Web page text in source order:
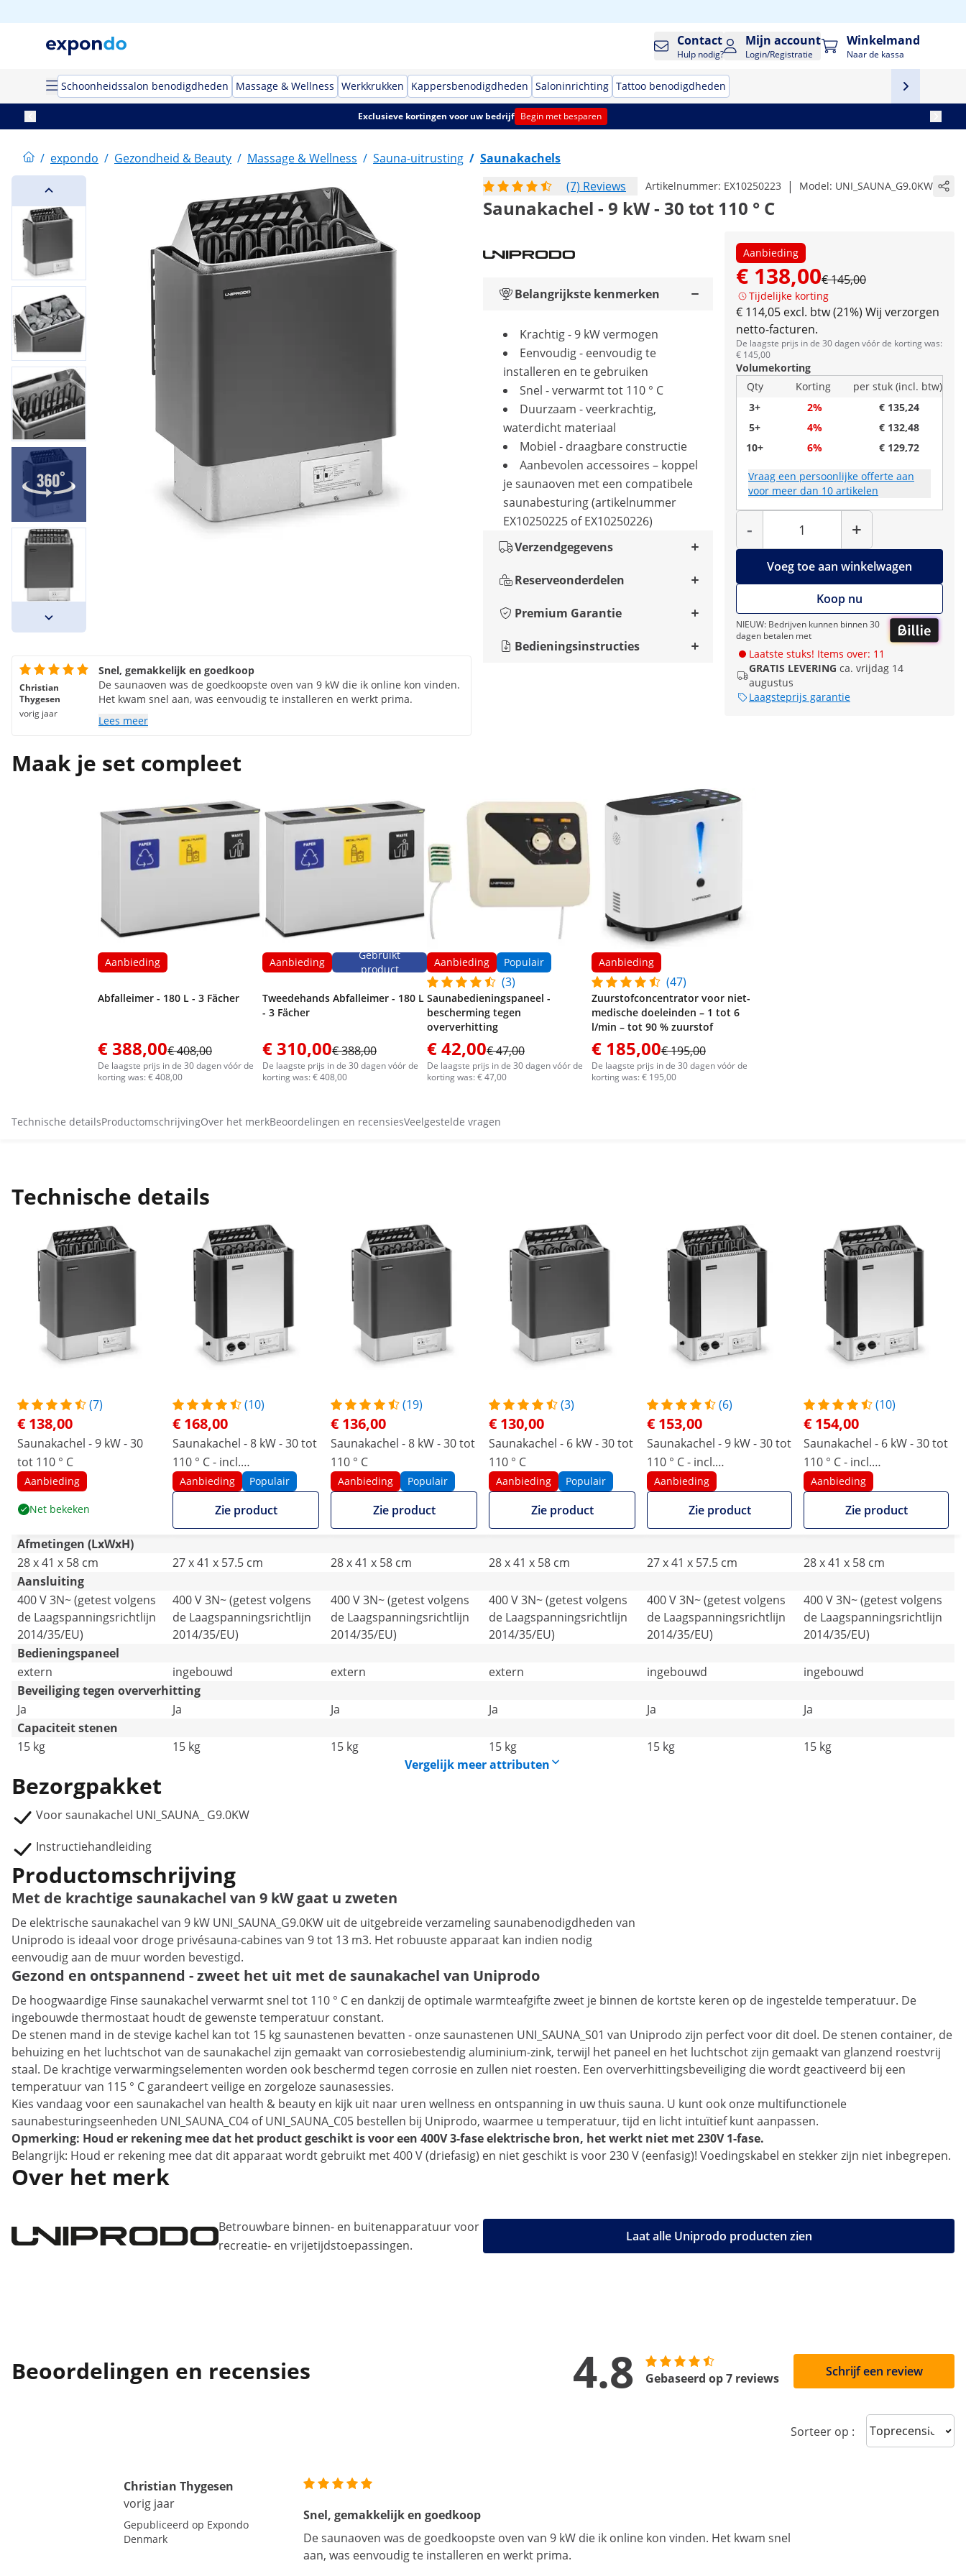
Contact
Hulp nodig?
Mijn account
Login/Registratie
Winkelmand
Naar de kassa
Schoonheidssalon benodigdheden Massage & Wellness Werkkrukken Kappersbenodigdheden Saloninrichting Tattoo benodigdheden
Exclusieve kortingen voor uw bedrijf Begin met besparen
/ expondo / Gezondheid & Beauty / Massage & Wellness / Sauna-uitrusting / Saunakachels
(7) Reviews
Artikelnummer: EX10250223 | Model: UNI_SAUNA_G9.0KW
Saunakachel - 9 kW - 30 tot 110 ° C
Aanbieding
€ 138,00€ 145,00
Tijdelijke korting
€ 114,05 excl. btw (21%) Wij verzorgen
netto-facturen.
De laagste prijs in de 30 dagen vóór de korting was:
€ 145,00
Volumekorting
Qty
Korting
per stuk (incl. btw)
3+
2%
€ 135,24
5+
4%
€ 132,48
10+
6% € 129,72
Vraag een persoonlijke offerte aan
voor meer dan 10 artikelen
-
Hoeveelheid
+
Voeg toe aan winkelwagen
Koop nu
NIEUW: Bedrijven kunnen binnen 30
dagen betalen met
Laatste stuks! Items over: 11
GRATIS LEVERING ca. vrijdag 14
augustus
Laagsteprijs garantie
Belangrijkste kenmerken
Krachtig - 9 kW vermogen
Eenvoudig - eenvoudig te
installeren en te gebruiken
Snel - verwarmt tot 110 ° C
Duurzaam - veerkrachtig,
waterdicht materiaal
Mobiel - draagbare constructie
Aanbevolen accessoires – koppel
je saunaoven met een compatibele
saunabesturing (artikelnummer
EX10250225 of EX10250226)
Verzendgegevens
Reserveonderdelen
Premium Garantie
Bedieningsinstructies
Christian
Thygesen
vorig jaar
Snel, gemakkelijk en goedkoop
De saunaoven was de goedkoopste oven van 9 kW die ik online kon vinden.
Het kwam snel aan, was eenvoudig te installeren en werkt prima.
Lees meer
Maak je set compleet
Aanbieding
Abfalleimer - 180 L - 3 Fächer
€ 388,00€ 408,00
De laagste prijs in de 30 dagen vóór de
korting was: € 408,00
Aanbieding
Gebruikt
product
Tweedehands Abfalleimer - 180 L
- 3 Fächer
€ 310,00€ 388,00
De laagste prijs in de 30 dagen vóór de
korting was: € 408,00
Aanbieding Populair
(3)
Saunabedieningspaneel -
bescherming tegen
oververhitting
€ 42,00€ 47,00
De laagste prijs in de 30 dagen vóór de
korting was: € 47,00
Aanbieding
(47)
Zuurstofconcentrator voor niet-
medische doeleinden – 1 tot 6
l/min – tot 90 % zuurstof
€ 185,00€ 195,00
De laagste prijs in de 30 dagen vóór de
korting was: € 195,00
Technische detailsProductomschrijvingOver het merkBeoordelingen en recensiesVeelgestelde vragen
Technische details
(7)
€ 138,00
Saunakachel - 9 kW - 30
tot 110 ° C
Aanbieding
Net bekeken
(10)
€ 168,00
Saunakachel - 8 kW - 30 tot
110 ° C - incl.
bedieningspaneel
Aanbieding Populair
Zie product
(19)
€ 136,00
Saunakachel - 8 kW - 30 tot
110 ° C
Aanbieding Populair
Zie product
(3)
€ 130,00
Saunakachel - 6 kW - 30 tot
110 ° C
Aanbieding Populair
Zie product
(6)
€ 153,00
Saunakachel - 9 kW - 30 tot
110 ° C - incl.
bedieningspaneel
Aanbieding
Zie product
(10)
€ 154,00
Saunakachel - 6 kW - 30 tot
110 ° C - incl.
bedieningspaneel
Aanbieding
Zie product
Afmetingen (LxWxH)
28 x 41 x 58 cm
27 x 41 x 57.5 cm 28 x 41 x 58 cm 28 x 41 x 58 cm 27 x 41 x 57.5 cm
28 x 41 x 58 cm
Aansluiting
400 V 3N~ (getest volgens
de Laagspanningsrichtlijn
2014/35/EU)
400 V 3N~ (getest volgens
de Laagspanningsrichtlijn
2014/35/EU)
400 V 3N~ (getest volgens
de Laagspanningsrichtlijn
2014/35/EU)
400 V 3N~ (getest volgens
de Laagspanningsrichtlijn
2014/35/EU)
400 V 3N~ (getest volgens
de Laagspanningsrichtlijn
2014/35/EU)
400 V 3N~ (getest volgens
de Laagspanningsrichtlijn
2014/35/EU)
Bedieningspaneel
extern
ingebouwd extern extern ingebouwd
ingebouwd
Beveiliging tegen oververhitting
Ja
Ja Ja Ja Ja
Ja
Capaciteit stenen
15 kg
15 kg 15 kg 15 kg 15 kg
15 kg
Vergelijk meer attributen
Bezorgpakket
Voor saunakachel UNI_SAUNA_ G9.0KW
Instructiehandleiding
Productomschrijving
Met de krachtige saunakachel van 9 kW gaat u zweten
De elektrische saunakachel van 9 kW UNI_SAUNA_G9.0KW uit de uitgebreide verzameling saunabenodigdheden van
Uniprodo is ideaal voor droge privésauna-cabines van 9 tot 13 m3. Het robuuste apparaat kan indien nodig
eenvoudig aan de muur worden bevestigd.
Gezond en ontspannend - zweet het uit met de saunakachel van Uniprodo
De hoogwaardige Finse saunakachel verwarmt snel tot 110 ° C en dankzij de optimale warmteafgifte zweet je binnen de kortste keren op de ingestelde temperatuur. De
ingebouwde thermostaat houdt de gewenste temperatuur constant.
De stenen mand in de stevige kachel kan tot 15 kg saunastenen bevatten - onze saunastenen UNI_SAUNA_S01 van Uniprodo zijn perfect voor dit doel. De stenen container, de
behuizing en het luchtschot van de saunakachel zijn gemaakt van corrosiebestendig aluminium-zink, terwijl het paneel en het luchtschot zijn gemaakt van glanzend roestvrij
staal. De krachtige verwarmingselementen worden ook beschermd tegen corrosie en zullen niet roesten. Een oververhittingsbeveiliging die wordt geactiveerd bij een
temperatuur van 115 ° C garandeert veilige en zorgeloze saunasessies.
Kies vandaag voor een saunakachel van health & beauty en kijk uit naar uren wellness en ontspanning in uw thuis sauna. U kunt ook onze multifunctionele
saunabesturingseenheden UNI_SAUNA_C04 of UNI_SAUNA_C05 bestellen bij Uniprodo, waarmee u temperatuur, tijd en licht intuïtief kunt aanpassen.
Opmerking: Houd er rekening mee dat het product geschikt is voor een 400V 3-fase elektrische bron, het werkt niet met 230V 1-fase.
Belangrijk: Houd er rekening mee dat dit apparaat wordt gebruikt met 400 V (driefasig) en niet geschikt is voor 230 V (eenfasig)! Voedingskabel en stekker zijn niet inbegrepen.
Over het merk
Betrouwbare binnen- en buitenapparatuur voor
recreatie- en vrijetijdstoepassingen.
Laat alle Uniprodo producten zien
Beoordelingen en recensies 4.8 Gebaseerd op 7 reviews Schrijf een review
Sorteer op : Sort reviews
Christian Thygesen
vorig jaar
Gepubliceerd op Expondo
Denmark
Snel, gemakkelijk en goedkoop
De saunaoven was de goedkoopste oven van 9 kW die ik online kon vinden. Het kwam snel
aan, was eenvoudig te installeren en werkt prima.